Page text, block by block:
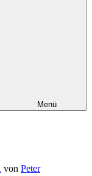
Menü
von Peter